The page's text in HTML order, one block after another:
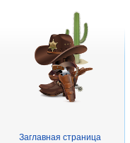
Заглавная страница